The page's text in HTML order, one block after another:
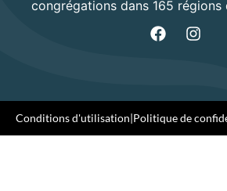
congrégations dans 165 régions
Conditions d'utilisation|Politique de